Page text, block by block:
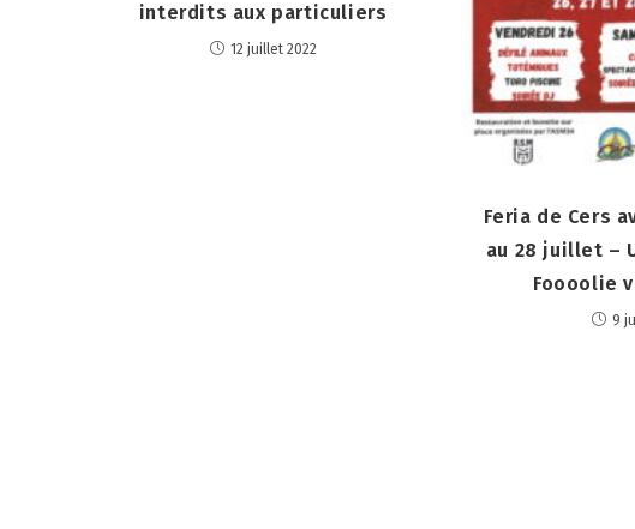
interdits aux particuliers
12 juillet 2022
Feria de Cers
au 28 juillet –
Foooolie
9